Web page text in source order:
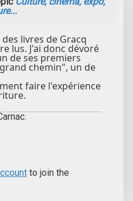
livres de Gracq
lus. J'ai donc dévoré
de ses premiers
chemin", un de
faire l'expérience
to join the